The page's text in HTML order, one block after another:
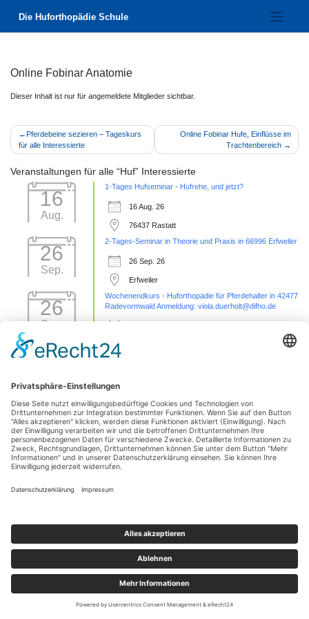
Die Huforthopädie Schule
Online Fobinar Anatomie
Dieser Inhalt ist nur für angemeldete Mitglieder sichtbar.
Beitragsnavigation
Pferdebeine sezieren – Tageskurs
für alle Interessierte
Online Fobinar Hufe, Einflüsse im
Trachtenbereich
Veranstaltungen für alle “Huf” Interessierte
16
Aug.
1-Tages Hufseminar - Hufrehe, und jetzt?
16 Aug. 26
76437 Rastatt
26
Sep.
2-Tages-Seminar in Theorie und Praxis in 66996 Erfweiler
26 Sep. 26
Erfweiler
26
Sep.
Wochenendkurs - Huforthopädie für Pferdehalter in 42477
Radevormwald Anmeldung: viola.duerholt@difho.de
Okt.
Sezierseminar in 71576 Burgstetten (von
Burgstetten
01
Nov.
1 Tages Hufseminar-Sezieren16727 Velten - mit Michelle
Yakobi Anmeldung: unter info@difho.de
1 Nov. 26
© 2026Die Huforthopädie Schule |Bootstrap-Theme für WordPress